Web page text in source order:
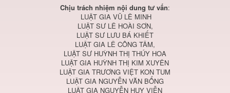
Chịu trách nhiệm nội dung tư vấn:
LUẬT GIA VŨ LÊ MINH
LUẬT SƯ LÊ HOÀI SƠN,
LUẬT SƯ LƯU BÁ KHIẾT
LUẬT GIA LÊ CÔNG TÂM,
LUẬT SƯ HUỲNH THỊ THÚY HOA
LUẬT GIA HUỲNH THỊ KIM XUYÊN
LUẬT GIA TRƯƠNG VIỆT KON TUM
LUẬT GIA NGUYỄN VĂN BỔNG
LUẬT GIA NGUYỄN HUY VIỄN